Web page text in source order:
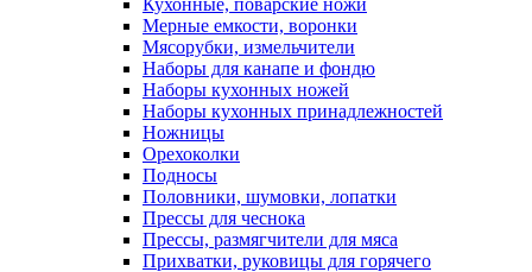
Кухонные, поварские ножи
Мерные емкости, воронки
Мясорубки, измельчители
Наборы для канапе и фондю
Наборы кухонных ножей
Наборы кухонных принадлежностей
Ножницы
Орехоколки
Подносы
Половники, шумовки, лопатки
Прессы для чеснока
Прессы, размягчители для мяса
Прихватки, руковицы для горячего